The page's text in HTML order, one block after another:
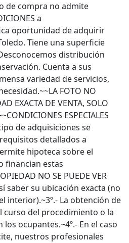
de compra no admite
a
oportunidad de adquirir
Tiene una superficie
distribución
Cuenta a sus
variedad de servicios,
FOTO NO
EXACTA DE VENTA, SOLO
ESPECIALES
de adquisiciones se
detallados a
hipoteca sobre el
financian estas
NO SE PUEDE VER
saber su ubicación exacta (no
interior).~3º.- La obtención de
curso del procedimiento o la
ocupantes.~4º.- En el caso
nuestros profesionales